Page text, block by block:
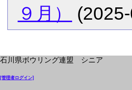
９月）
石川県ボウリング連盟 シニア
[管理者ログイン]